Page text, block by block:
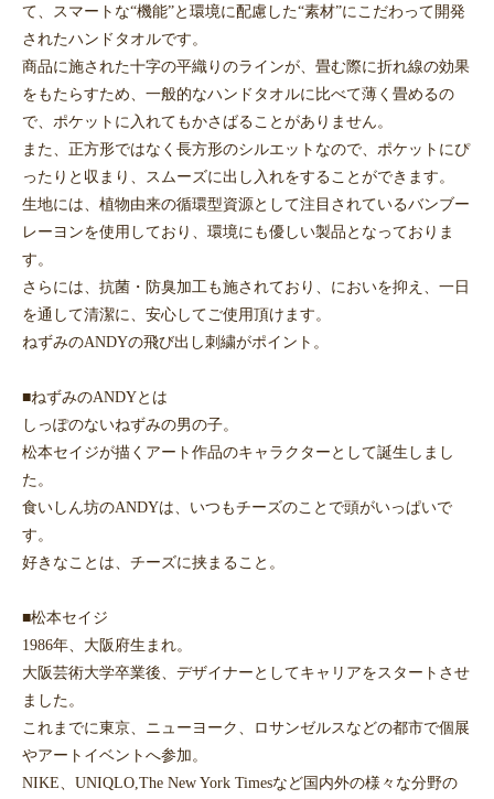
て、スマートな“機能”と環境に配慮した“素材”にこだわって開発
されたハンドタオルです。
商品に施された十字の平織りのラインが、畳む際に折れ線の効果
をもたらすため、一般的なハンドタオルに比べて薄く畳めるの
で、ポケットに入れてもかさばることがありません。
また、正方形ではなく長方形のシルエットなので、ポケットにぴ
ったりと収まり、スムーズに出し入れをすることができます。
生地には、植物由来の循環型資源として注目されているバンブー
レーヨンを使用しており、環境にも優しい製品となっておりま
す。
さらには、抗菌・防臭加工も施されており、においを抑え、一日
を通して清潔に、安心してご使用頂けます。
ねずみのANDYの飛び出し刺繍がポイント。
■ねずみのANDYとは
しっぽのないねずみの男の子。
松本セイジが描くアート作品のキャラクターとして誕生しまし
た。
食いしん坊のANDYは、いつもチーズのことで頭がいっぱいで
す。
好きなことは、チーズに挟まること。
■松本セイジ
1986年、大阪府生まれ。
大阪芸術大学卒業後、デザイナーとしてキャリアをスタートさせ
ました。
これまでに東京、ニューヨーク、ロサンゼルスなどの都市で個展
やアートイベントへ参加。
NIKE、UNIQLO,The New York Timesなど国内外の様々な分野の